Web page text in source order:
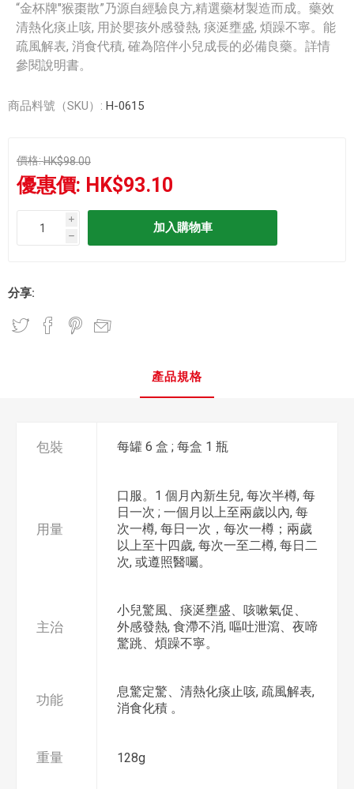
“金杯牌"猴棗散”乃源自經驗良方,精選藥材製造而成。藥效
清熱化痰止咳, 用於嬰孩外感發熱, 痰涎壅盛, 煩躁不寧。能
疏風解表, 消食代積, 確為陪伴小兒成長的必備良藥。詳情
參閱說明書。
商品料號（SKU）: H-0615
價格:HK$98.00
優惠價: HK$93.10
i
h
分享:
產品規格
包裝 每罐 6 盒 ; 每盒 1 瓶
用量
口服。1 個月內新生兒, 每次半樽, 每
日一次 ; 一個月以上至兩歲以內, 每
次一樽, 每日一次，每次一樽；兩歲
以上至十四歲, 每次一至二樽, 每日二
次, 或遵照醫囑。
主治
小兒驚風、痰涎壅盛、咳嗽氣促、
外感發熱, 食滯不消, 嘔吐泄瀉、夜啼
驚跳、煩躁不寧。
功能
息驚定驚、清熱化痰止咳, 疏風解表,
消食化積 。
重量 128g